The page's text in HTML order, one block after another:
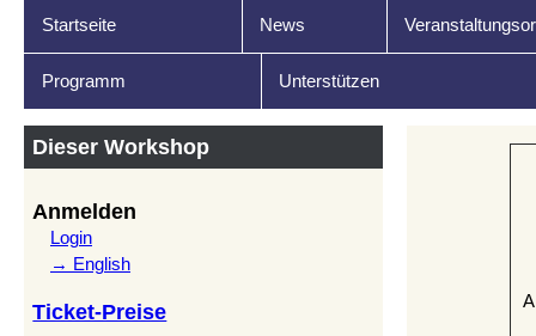
Startseite News
Programm Unterstützen
Dieser Workshop
Anmelden
Login
→ English
Ticket-Preise